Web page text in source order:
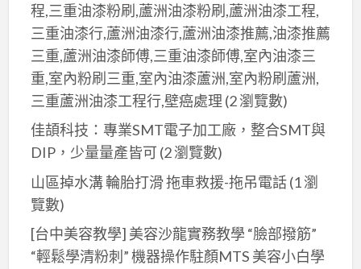
程,三重油漆粉刷,蘆洲油漆粉刷,蘆洲油漆工程,
三重油漆行,蘆洲油漆行,蘆洲油漆推薦,油漆推薦
三重,蘆洲油漆師傅,三重油漆師傅,室內油漆三
重,室內粉刷三重,室內油漆蘆洲,室內粉刷蘆洲,
三重蘆洲油漆工程行,壁癌處理 (2 瀏覽數)
佳頡科技：專業SMT電子加工廠，整合SMT與
DIP，少量量產皆可 (2 瀏覽數)
山區掉水溝 輪胎打滑 拖車救援-拖吊電話(1 瀏
覽數)
[台中美容教學] 美容沙龍實務教學 “臉部撥筋”
“輕鬆學清粉刺” 機器操作駐顏MTS 美容小白學